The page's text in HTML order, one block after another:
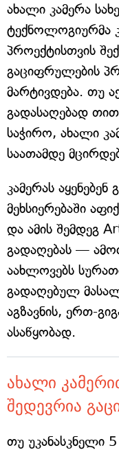
ახალი კამერა
ტექნოლოგიურმა
პროექტისთვის
გაციფრულების
მარტივდება. თუ
გადასაღებად
საჭირო, ახალი
საათამდე
კამერას აყენებენ
მეხსიერებაში
და ამის შემდეგ
გადაღებას —
აახლოვებს
გადაღებულ
აგზავნის, ერთ-
ასაწყობად.
ახალი
შედევრია
თუ უკანასკნელი